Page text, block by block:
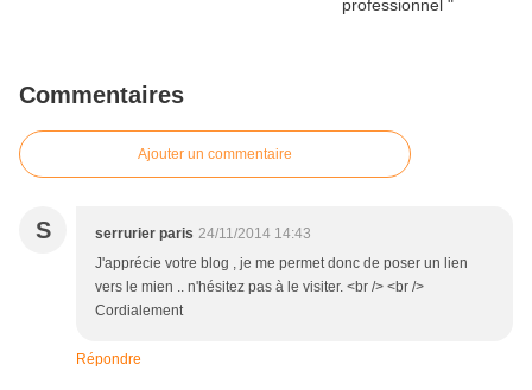
Commentaires
Ajouter un commentaire
S serrurier paris 24/11/2014 14:43
J'apprécie votre blog , je me permet donc de poser un lien
vers le mien .. n'hésitez pas à le visiter. <br /> <br />
Cordialement
Répondre